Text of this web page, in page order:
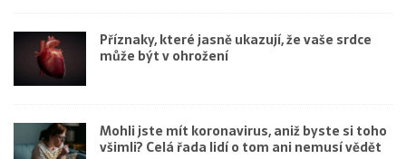
Příznaky, které jasně ukazují, že vaše srdce
může být v ohrožení
Mohli jste mít koronavirus, aniž byste si toho
všimli? Celá řada lidí o tom ani nemusí vědět